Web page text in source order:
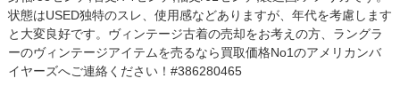
状態はUSED独特のスレ、使用感などありますが、年代を考慮します
と大変良好です。ヴィンテージ古着の売却をお考えの方、ラングラ
ーのヴィンテージアイテムを売るなら買取価格No1のアメリカンバ
イヤーズへご連絡ください！#386280465